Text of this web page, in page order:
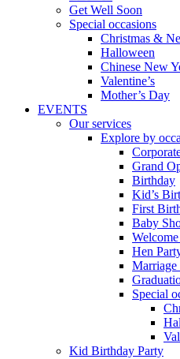
Get Well Soon
Special occasions
Christmas &
Halloween
Chinese New
Valentine’s
Mother’s Day
EVENTS
Our services
Explore by
Grand
Birthday
Kid’s
First
Baby
Hen
Marriage
Special
Kid Birthday Party